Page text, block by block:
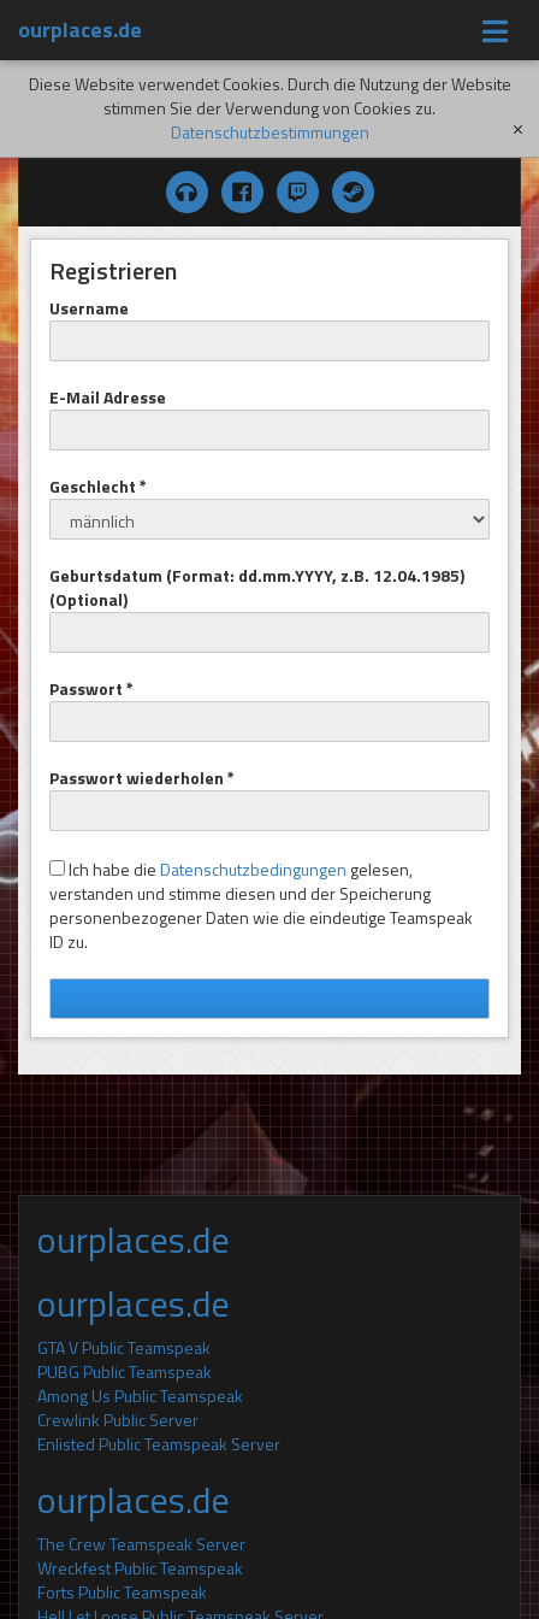
Diese Website verwendet Cookies. Durch die Nutzung der Website
stimmen Sie der Verwendung von Cookies zu.
Datenschutzbestimmungen
[x]
ourplaces.de
Registrieren
Username
E-Mail Adresse
Geschlecht *
Geburtsdatum (Format: dd.mm.YYYY, z.B. 12.04.1985)
(Optional)
Passwort *
Passwort wiederholen *
Ich habe dieDatenschutzbedingungen gelesen,
verstanden und stimme diesen und der Speicherung
personenbezogener Daten wie die eindeutige Teamspeak
ID zu.
ourplaces.de
ourplaces.de
GTA V Public Teamspeak
PUBG Public Teamspeak
Among Us Public Teamspeak
Crewlink Public Server
Enlisted Public Teamspeak Server
ourplaces.de
The Crew Teamspeak Server
Wreckfest Public Teamspeak
Forts Public Teamspeak